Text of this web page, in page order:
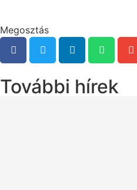
Megosztás
További hírek